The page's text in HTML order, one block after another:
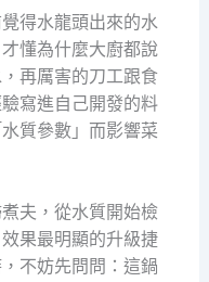
得水龍頭出來的水
懂為什麼大廚都說
再厲害的刀工跟食
寫進自己開發的料
質參數」而影響菜
夫，從水質開始檢
果最明顯的升級捷
不妨先問問：這鍋